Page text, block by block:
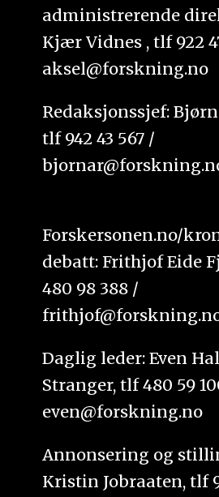
administrerende
Kjær Vidnes , tlf 922
aksel@forskning.no
Redaksjonssjef:
tlf 942 43 567 /
Forskersonen.no/
debatt: Frithjof Eide
480 98 388 /
Daglig leder: Even
Stranger, tlf 480 59
even@forskning.no
Annonsering og
Kristin Jobraaten, tlf